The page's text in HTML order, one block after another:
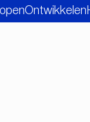
Ontwikkelen